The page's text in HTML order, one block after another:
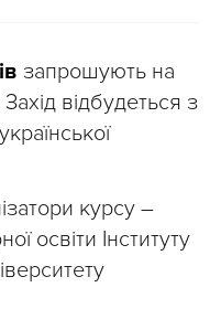
запрошують на
відбудеться з
курсу –
освіти Інституту